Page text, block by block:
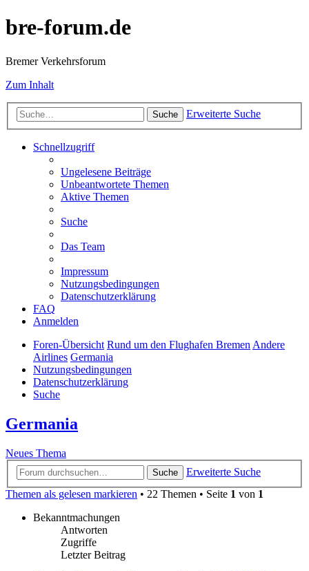
bre-forum.de
Bremer Verkehrsforum
Zum Inhalt
Suche Erweiterte Suche
Schnellzugriff
Ungelesene Beiträge
Unbeantwortete Themen
Aktive Themen
Suche
Das Team
Impressum
Nutzungsbedingungen
Datenschutzerklärung
FAQ
Anmelden
Foren-Übersicht Rund um den Flughafen BremenAndere
Airlines Germania
Nutzungsbedingungen
Datenschutzerklärung
Suche
Germania
Neues Thema
Suche
Erweiterte Suche
Themen als gelesen markieren • 22 Themen • Seite 1 von 1
Bekanntmachungen
Antworten
Zugriffe
Letzter Beitrag